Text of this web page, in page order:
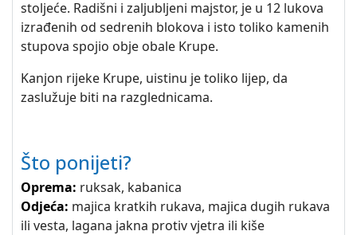
stoljeće. Radišni i zaljubljeni majstor, je u 12 lukova
izrađenih od sedrenih blokova i isto toliko kamenih
stupova spojio obje obale Krupe.
Kanjon rijeke Krupe, uistinu je toliko lijep, da
zaslužuje biti na razglednicama.
Što ponijeti?
Oprema: ruksak, kabanica
Odjeća: majica kratkih rukava, majica dugih rukava
ili vesta, lagana jakna protiv vjetra ili kiše